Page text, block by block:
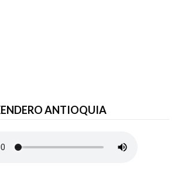
ANTIOQUIA